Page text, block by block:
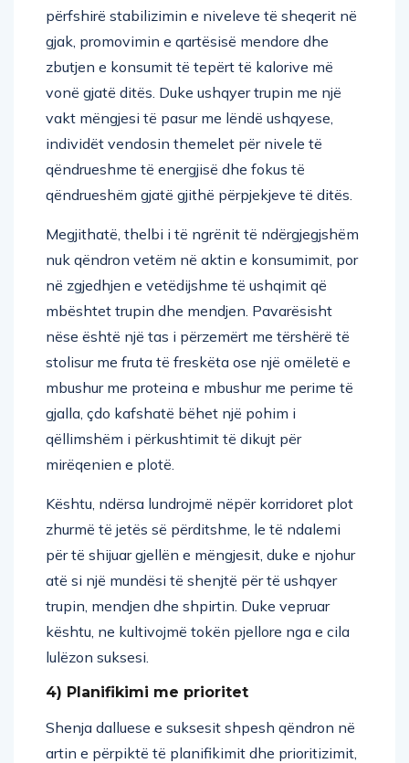
përfshirë stabilizimin e niveleve të sheqerit në
gjak, promovimin e qartësisë mendore dhe
zbutjen e konsumit të tepërt të kalorive më
vonë gjatë ditës. Duke ushqyer trupin me një
vakt mëngjesi të pasur me lëndë ushqyese,
individët vendosin themelet për nivele të
qëndrueshme të energjisë dhe fokus të
qëndrueshëm gjatë gjithë përpjekjeve të ditës.
Megjithatë, thelbi i të ngrënit të ndërgjegjshëm
nuk qëndron vetëm në aktin e konsumimit, por
në zgjedhjen e vetëdijshme të ushqimit që
mbështet trupin dhe mendjen. Pavarësisht
nëse është një tas i përzemërt me tërshërë të
stolisur me fruta të freskëta ose një omëletë e
mbushur me proteina e mbushur me perime të
gjalla, çdo kafshatë bëhet një pohim i
qëllimshëm i përkushtimit të dikujt për
mirëqenien e plotë.
Kështu, ndërsa lundrojmë nëpër korridoret plot
zhurmë të jetës së përditshme, le të ndalemi
për të shijuar gjellën e mëngjesit, duke e njohur
atë si një mundësi të shenjtë për të ushqyer
trupin, mendjen dhe shpirtin. Duke vepruar
kështu, ne kultivojmë tokën pjellore nga e cila
lulëzon suksesi.
4) Planifikimi me prioritet
Shenja dalluese e suksesit shpesh qëndron në
artin e përpiktë të planifikimit dhe prioritizimit,